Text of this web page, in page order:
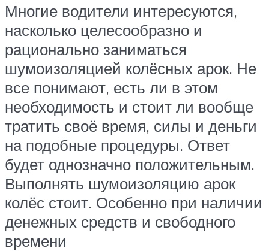
Многие водители интересуются,
насколько целесообразно и
рационально заниматься
шумоизоляцией колёсных арок. Не
все понимают, есть ли в этом
необходимость и стоит ли вообще
тратить своё время, силы и деньги
на подобные процедуры. Ответ
будет однозначно положительным.
Выполнять шумоизоляцию арок
колёс стоит. Особенно при наличии
денежных средств и свободного
времени